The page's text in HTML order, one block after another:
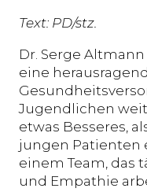
Text: PD/stz.
Dr. Serge
eine
Jugendlichen
etwas Besseres,
jungen Patienten
einem Team, das
und Empathie